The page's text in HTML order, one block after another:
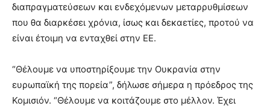
διαπραγματεύσεων και ενδεχόμενων μεταρρυθμίσεων
που θα διαρκέσει χρόνια, ίσως και δεκαετίες, προτού να
είναι έτοιμη να ενταχθεί στην ΕΕ.
“Θέλουμε να υποστηρίξουμε την Ουκρανία στην
ευρωπαϊκή της πορεία”, δήλωσε σήμερα η πρόεδρος της
Κομισιόν. “Θέλουμε να κοιτάζουμε στο μέλλον. Έχει